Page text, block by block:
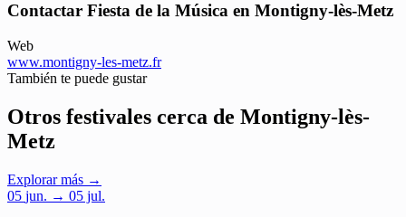
Contactar Fiesta de la Música en Montigny-lès-Metz
Web
www.montigny-les-metz.fr
También te puede gustar
Otros festivales cerca de Montigny-lès-
Metz
Explorar más →
05 jun. → 05 jul.